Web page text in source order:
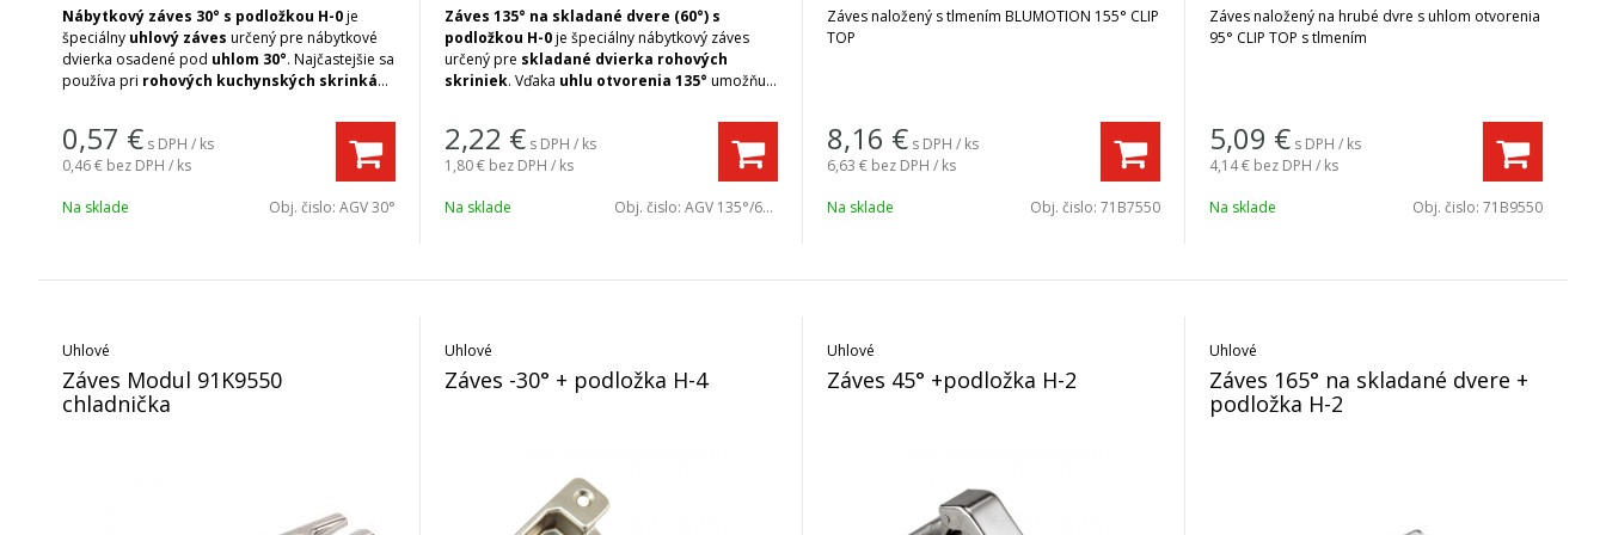
Nábytkový záves 30° s podložkou H-0je
špeciálny uhlový záves určený pre nábytkové
dvierka osadené pod uhlom 30°. Najčastejšie sa
používa pri rohových kuchynských skrinkách
klasické závesy nie je možné použiť. Jeho
konštrukcia zabezpečuje správne dosadnutie
dvierok na korpus a ich plynulé otváranie.
Uhol
poskytuje pohodlný prístup do
vnútorného priestoru skrinky, zatiaľ čo
0,57 € s DPH / ks
0,46 € bez DPH / ks
Na sklade Obj. čislo: AGV 30°
Záves 135° na skladané dvere (60°) s
podložkou H-0je špeciálny nábytkový záves
určený pre skladané dvierka rohových
skriniek. Vďaka uhlu otvorenia 135° umožňuje
zabezpečuje pohodlný prístup do vnútorného
priestoru rohovej skrinky. Tento typ závesu je
ideálnym riešením pre kuchynské rohové skrinky
a ďalší nábytok so skladanými dvierkami, kde
klasické závesy nie je možné použiť. Súčasťou
2,22 € s DPH / ks
1,80 € bez DPH / ks
Na sklade Obj. čislo:AGV 135°/60°
Záves naložený s tlmením BLUMOTION 155° CLIP
TOP
8,16 € s DPH / ks
6,63 € bez DPH / ks
Na sklade Obj. čislo: 71B7550
Záves naložený na hrubé dvre s uhlom otvorenia
95° CLIP TOP s tlmením
5,09 € s DPH / ks
4,14 € bez DPH / ks
Na sklade Obj. čislo: 71B9550
Uhlové
Záves Modul 91K9550
chladnička
Uhlové
Záves -30° + podložka H-4
Uhlové
Záves 45° +podložka H-2
Uhlové
Záves 165° na skladané dvere +
podložka H-2